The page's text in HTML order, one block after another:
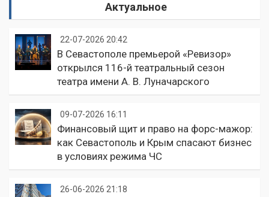
Актуальное
22-07-2026 20:42
В Севастополе премьерой «Ревизор»
открылся 116-й театральный сезон
театра имени А. В. Луначарского
09-07-2026 16:11
Финансовый щит и право на форс-мажор:
как Севастополь и Крым спасают бизнес
в условиях режима ЧС
26-06-2026 21:18